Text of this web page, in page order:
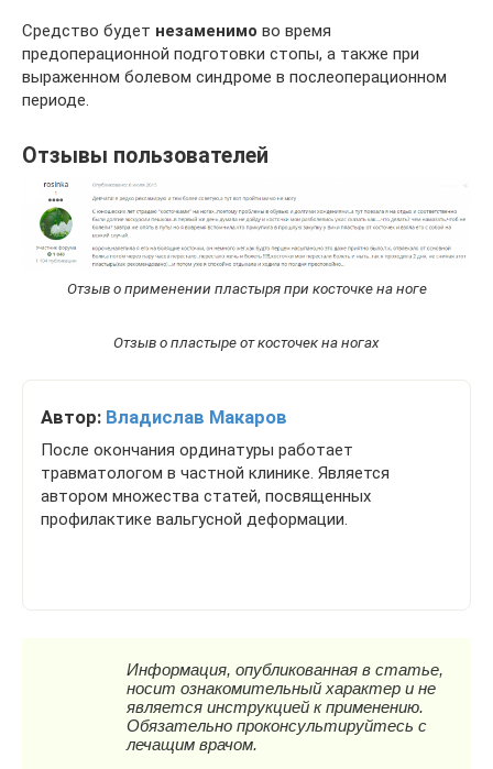
Средство будет незаменимо во время
предоперационной подготовки стопы, а также при
выраженном болевом синдроме в послеоперационном
периоде.
Отзывы пользователей
Отзыв о применении пластыря при косточке на ноге
Отзыв о пластыре от косточек на ногах
Автор: Владислав Макаров
После окончания ординатуры работает
травматологом в частной клинике. Является
автором множества статей, посвященных
профилактике вальгусной деформации.